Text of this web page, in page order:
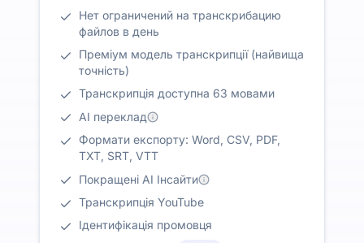
Нет ограничений на транскрибацию
файлов в день
Преміум модель транскрипції (найвища
точність)
Транскрипція доступна 63 мовами
AI переклад
Формати експорту: Word, CSV, PDF,
TXT, SRT, VTT
Покращені AI Інсайти
Транскрипція YouTube
Ідентифікація промовця